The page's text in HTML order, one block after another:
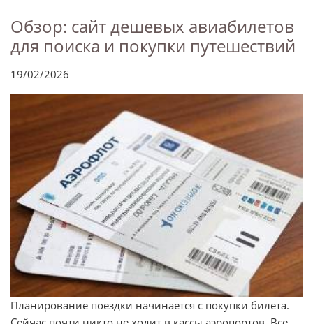
Обзор: сайт дешевых авиабилетов
для поиска и покупки путешествий
19/02/2026
Планирование поездки начинается с покупки билета.